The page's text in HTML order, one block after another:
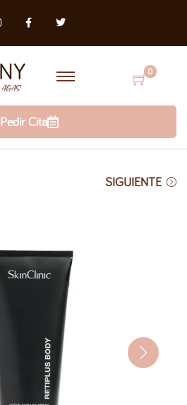
0
Pedir Cita
SIGUIENTE